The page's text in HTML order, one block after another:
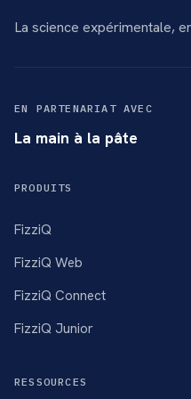
La science expérimentale,
EN PARTENARIAT AVEC
La main à la pâte
PRODUITS
FizziQ
FizziQ Web
FizziQ Connect
FizziQ Junior
RESSOURCES